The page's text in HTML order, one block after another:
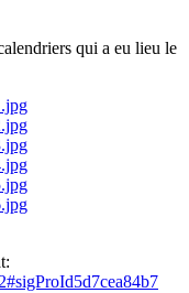
qui a eu lieu le